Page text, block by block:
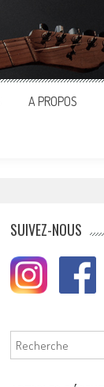
A PROPOS
SUIVEZ-NOUS
Rechercher